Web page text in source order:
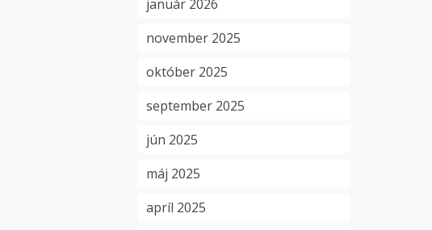
január 2026
november 2025
október 2025
september 2025
jún 2025
máj 2025
apríl 2025